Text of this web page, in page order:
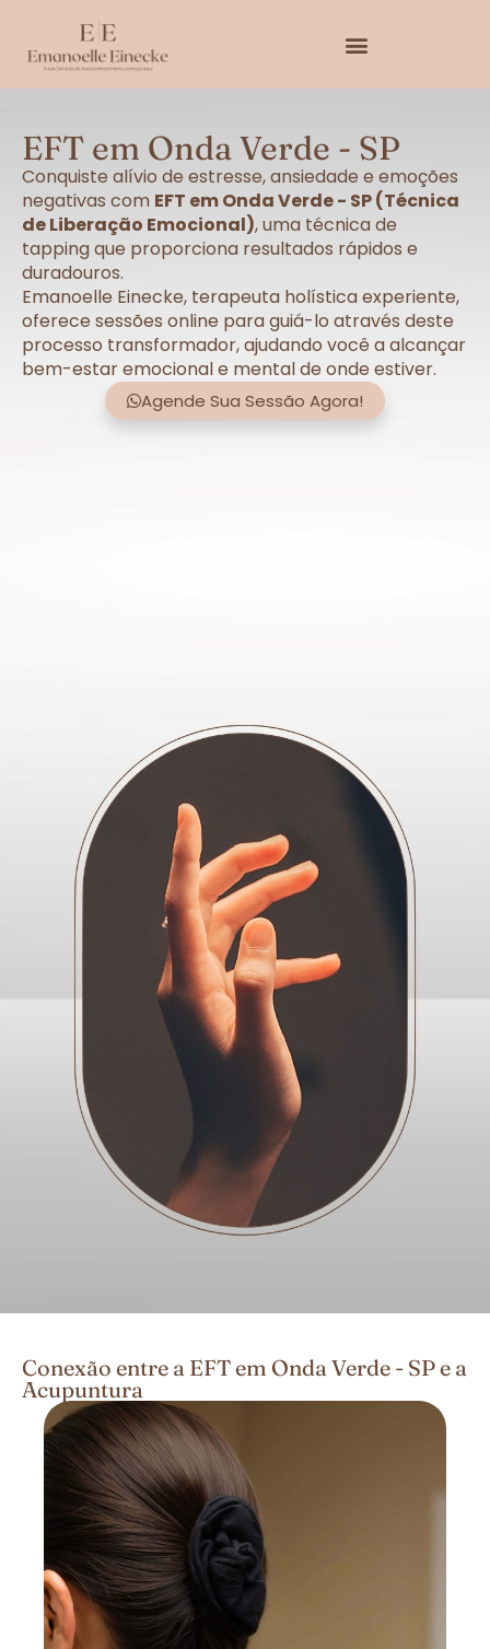
EFT em Onda Verde - SP
Conquiste alívio de estresse, ansiedade e emoções
negativas com EFT em Onda Verde - SP (Técnica
de Liberação Emocional), uma técnica de
tapping que proporciona resultados rápidos e
duradouros.
Emanoelle Einecke, terapeuta holística experiente,
oferece sessões online para guiá-lo através deste
processo transformador, ajudando você a alcançar
bem-estar emocional e mental de onde estiver.
Agende Sua Sessão Agora!
Conexão entre a EFT em Onda Verde - SP e a
Acupuntura